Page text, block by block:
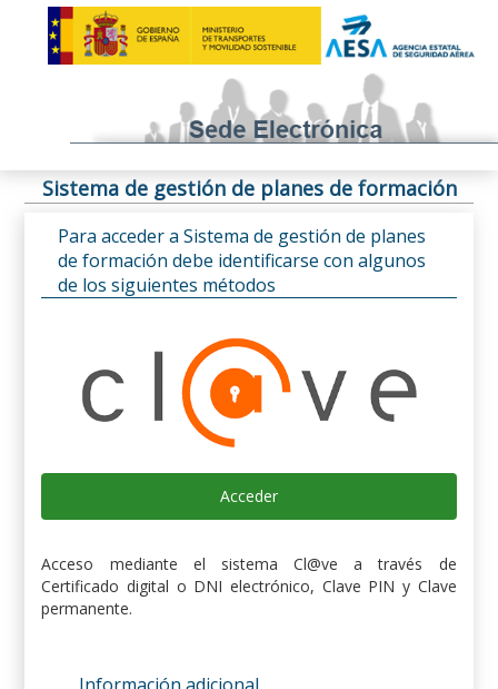
Sistema de gestión de planes de formación
Para acceder a Sistema de gestión de planes
de formación debe identificarse con algunos
de los siguientes métodos
Acceder
Acceso mediante el sistema Cl@ve a través de
Certificado digital o DNI electrónico, Clave PIN y Clave
permanente.